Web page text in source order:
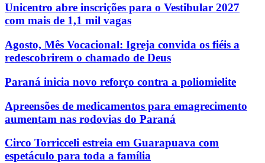
Unicentro abre inscrições para o Vestibular 2027
com mais de 1,1 mil vagas
Agosto, Mês Vocacional: Igreja convida os fiéis a
redescobrirem o chamado de Deus
Paraná inicia novo reforço contra a poliomielite
Apreensões de medicamentos para emagrecimento
aumentam nas rodovias do Paraná
Circo Torricceli estreia em Guarapuava com
espetáculo para toda a família